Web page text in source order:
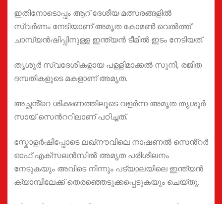
ഇതിനോടൊപ്പം ആറ് ദേശീയ മത്സരങ്ങളിൽ
സ്വർണം നേടിയാണ് അമൃത കോമൺ വെൽത്ത്
ചാമ്പ്യൻഷിപ്പിനുള്ള ഇന്ത്യൻ ടീമിൽ ഇടം നേടിയത്.
തൃശൂർ സ്വദേശികളായ പള്ളിമാക്കൽ സുനി, രജിത
ദമ്പതികളുടെ മകളാണ് അമൃത.
അച്ഛൻ്റെ ശിക്ഷണത്തിലൂടെ വളർന്ന അമൃത തൃശൂര്‍
സായ് സെന്‍ററിലാണ് പഠിച്ചത്.
സ്കോളർഷിപ്പോടെ ലഖ്നൗവിലെ നാഷണൽ സെൻ്റർ
ഓഫ് എക്സലൻസില്‍ അമൃത പരിശീലനം
നേടുകയും അവിടെ നിന്നും പട്യാലയിലെ ഇന്ത്യന്‍
ക്യാമ്പിലേക്ക് തെരഞ്ഞെടുക്കപ്പെടുകയും ചെയ്തു.